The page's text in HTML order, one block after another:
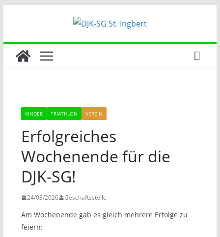
KINDER TRIATHLON VEREIN
Erfolgreiches
Wochenende für die
DJK-SG!
24/03/2026 Geschäftsstelle
Am Wochenende gab es gleich mehrere Erfolge zu
feiern: